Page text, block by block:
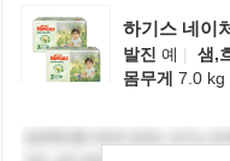
하기스 네이
발진 예 | 샘,
몸무게 7.0 kg